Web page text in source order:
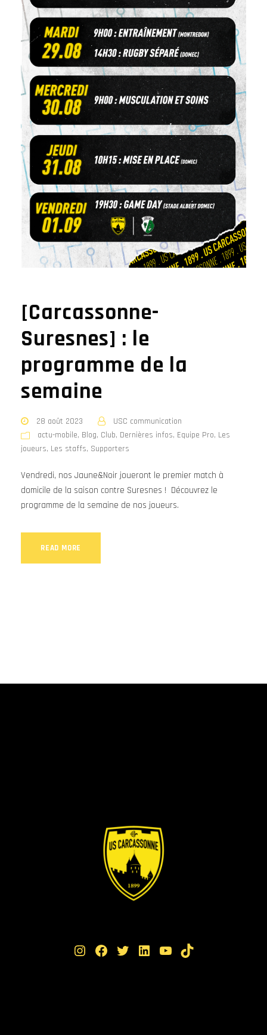
[Carcassonne-
Suresnes] : le
programme de la
semaine
28 août 2023
USC communication
actu-mobile, Blog, Club, Dernières infos, Equipe Pro, Les
joueurs, Les staffs, Supporters
Vendredi, nos Jaune&Noir joueront le premier match à
domicile de la saison contre Suresnes ! Découvrez le
programme de la semaine de nos joueurs.
READ MORE
Instagram Facebook Twitter LinkedIn YouTube TikTok